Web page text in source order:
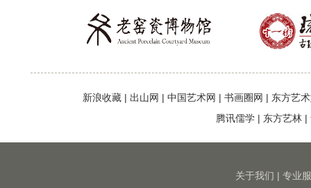
新浪收藏 | 出山网 | 中国艺术网 | 书画圈网 | 东方艺
腾讯儒学 | 东方艺林 |
关于我们 | 专业